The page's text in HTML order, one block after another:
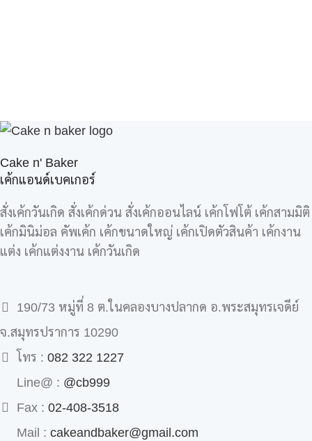
Cake n' Baker
เค้กแอนด์เบคเกอร์
สั่งเค้กวันเกิด สั่งเค้กด่วน สั่งเค้กออนไลน์ เค้กโฟโต้ เค้กสามมิติ
เค้กมินิม่อล คัพเค้ก เค้กขนาดใหญ่ เค้กเปิดตัวสินค้า เค้กงาน
แต่ง เค้กแต่งงาน เค้กวันเกิด
190/73 หมู่ที่ 8 ต.ในคลองบางปลากด อ.พระสมุทรเจดีย์
จ.สมุทรปราการ 10290
โทร : 082 322 1227
Line@ : @cb999
Fax : 02-408-3518
Mail : cakeandbaker@gmail.com